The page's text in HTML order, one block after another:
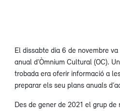
El dissabte dia 6 de novembre
anual d’Òmnium Cultural (OC).
trobada era oferir informació a
preparar els seu plans anuals
Des de gener de 2021 el grup